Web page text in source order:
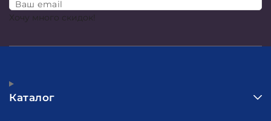
Ваш email
Хочу много скидок!
Каталог